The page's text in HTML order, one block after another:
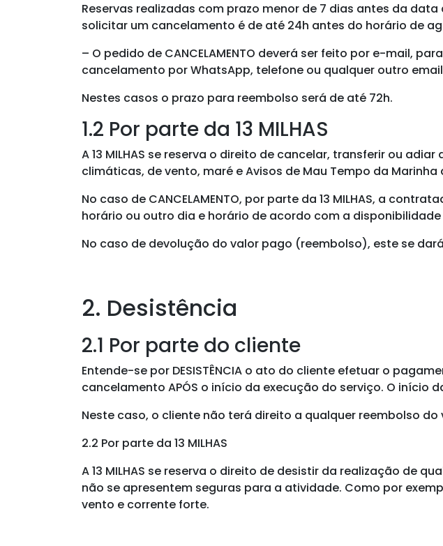
Reservas realizadas com prazo menor de 7 dias antes da data
solicitar um cancelamento é de até 24h antes do horário de
– O pedido de CANCELAMENTO deverá ser feito por e-mail,
cancelamento por WhatsApp, telefone ou qualquer outro
Nestes casos o prazo para reembolso será de até 72h.
1.2 Por parte da 13 MILHAS
A 13 MILHAS se reserva o direito de cancelar, transferir ou
climáticas, de vento, maré e Avisos de Mau Tempo da
No caso de CANCELAMENTO, por parte da 13 MILHAS, a
horário ou outro dia e horário de acordo com a
No caso de devolução do valor pago (reembolso), este se
2. Desistência
2.1 Por parte do cliente
Entende-se por DESISTÊNCIA o ato do cliente efetuar o
cancelamento APÓS o início da execução do serviço. O início
Neste caso, o cliente não terá direito a qualquer reembolso
2.2 Por parte da 13 MILHAS
A 13 MILHAS se reserva o direito de desistir da realização de
não se apresentem seguras para a atividade. Como por
vento e corrente forte.